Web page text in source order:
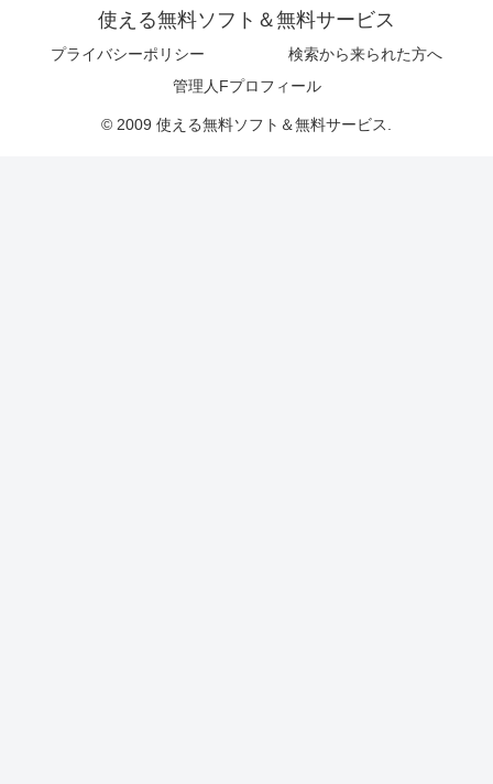
使える無料ソフト＆無料サービス
プライバシーポリシー
検索から来られた方へ
管理人Fプロフィール
© 2009 使える無料ソフト＆無料サービス.